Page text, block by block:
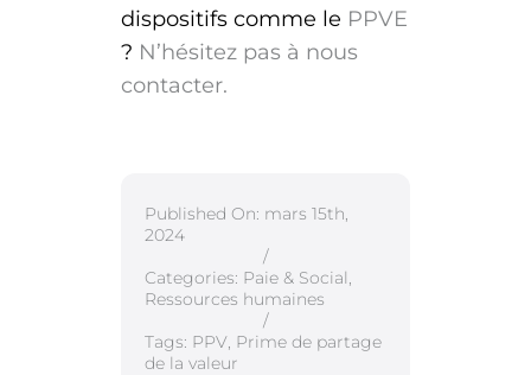
dispositifs comme le PPVE
? N’hésitez pas à nous
contacter.
Published On: mars 15th,
2024
/
Categories: Paie & Social,
Ressources humaines
/
Tags: PPV, Prime de partage
de la valeur